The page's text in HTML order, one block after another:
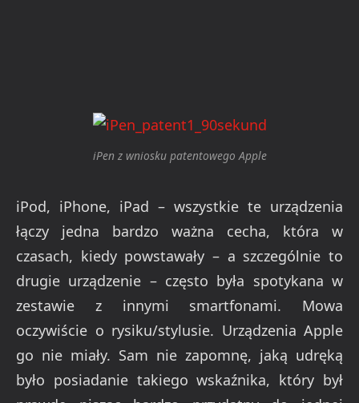
iPen z wniosku patentowego Apple
iPod, iPhone, iPad – wszystkie te urządzenia
łączy jedna bardzo ważna cecha, która w
czasach, kiedy powstawały – a szczególnie to
drugie urządzenie – często była spotykana w
zestawie z innymi smartfonami. Mowa
oczywiście o rysiku/stylusie. Urządzenia Apple
go nie miały. Sam nie zapomnę, jaką udręką
było posiadanie takiego wskaźnika, który był